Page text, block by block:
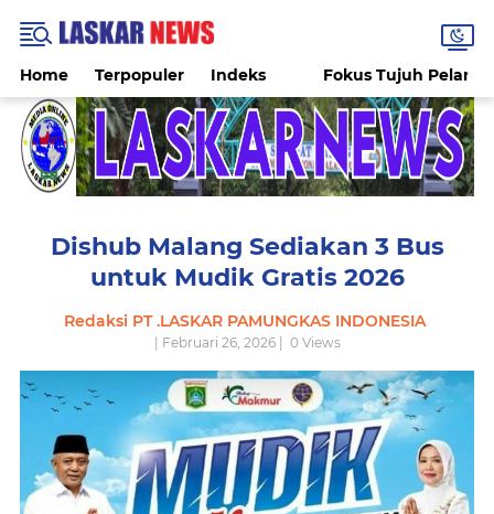
Home Terpopuler Indeks Fokus Tujuh
Dishub Malang Sediakan 3 Bus
untuk Mudik Gratis 2026
Redaksi PT .LASKAR PAMUNGKAS INDONESIA
| Februari 26, 2026 | 0Views